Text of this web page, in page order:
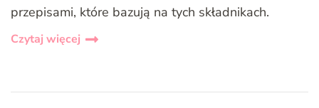
przepisami, które bazują na tych składnikach.
Czytaj więcej